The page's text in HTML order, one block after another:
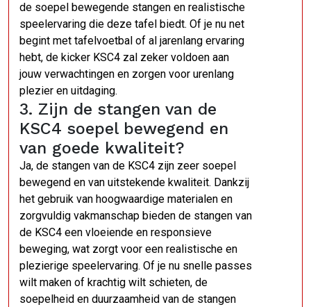
de soepel bewegende stangen en realistische
speelervaring die deze tafel biedt. Of je nu net
begint met tafelvoetbal of al jarenlang ervaring
hebt, de kicker KSC4 zal zeker voldoen aan
jouw verwachtingen en zorgen voor urenlang
plezier en uitdaging.
3. Zijn de stangen van de
KSC4 soepel bewegend en
van goede kwaliteit?
Ja, de stangen van de KSC4 zijn zeer soepel
bewegend en van uitstekende kwaliteit. Dankzij
het gebruik van hoogwaardige materialen en
zorgvuldig vakmanschap bieden de stangen van
de KSC4 een vloeiende en responsieve
beweging, wat zorgt voor een realistische en
plezierige speelervaring. Of je nu snelle passes
wilt maken of krachtig wilt schieten, de
soepelheid en duurzaamheid van de stangen